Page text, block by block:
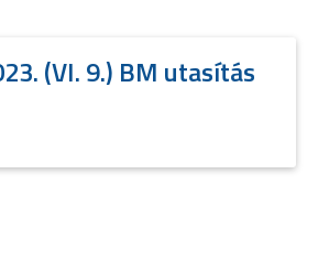
(VI. 9.) BM utasítás